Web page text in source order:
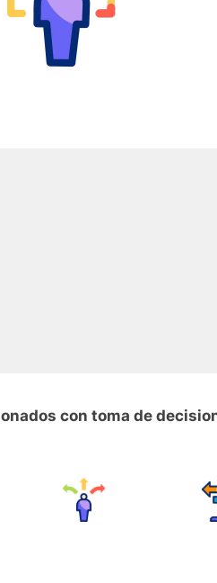
con toma de